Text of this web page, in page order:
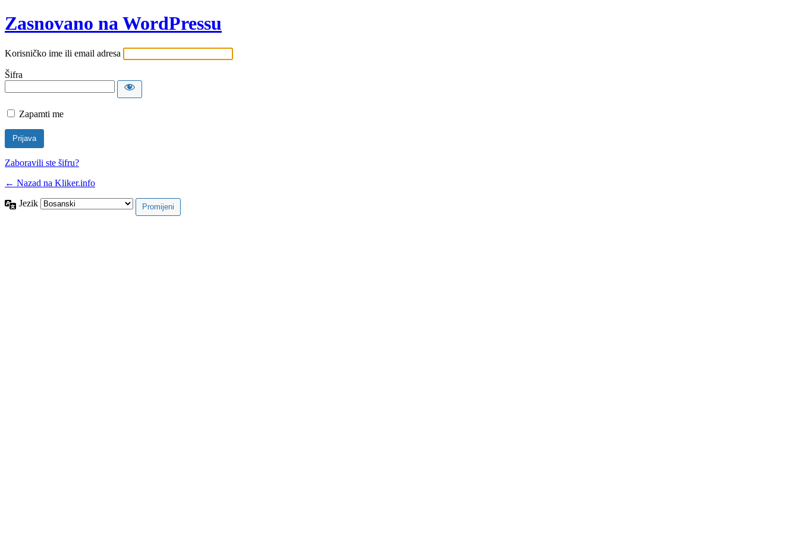
Zasnovano na WordPressu
Korisničko ime ili email adresa
Šifra
Zapamti me
Zaboravili ste šifru?
← Nazad na Kliker.info
Jezik